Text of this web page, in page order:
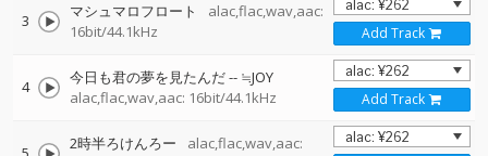
3 マシュマロフロート
alac,flac,wav,aac:
16bit/44.1kHz
Add Track
4 今日も君の夢を見たんだ-- ≒JOY
alac,flac,wav,aac: 16bit/44.1kHz
Add Track
2時半ろけんろー
alac,flac,wav,aac: